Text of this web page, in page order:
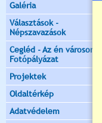
Galéria
Választások -
Népszavazások
Cegléd - Az én városom -
Fotópályázat
Projektek
Oldaltérkép
Adatvédelem